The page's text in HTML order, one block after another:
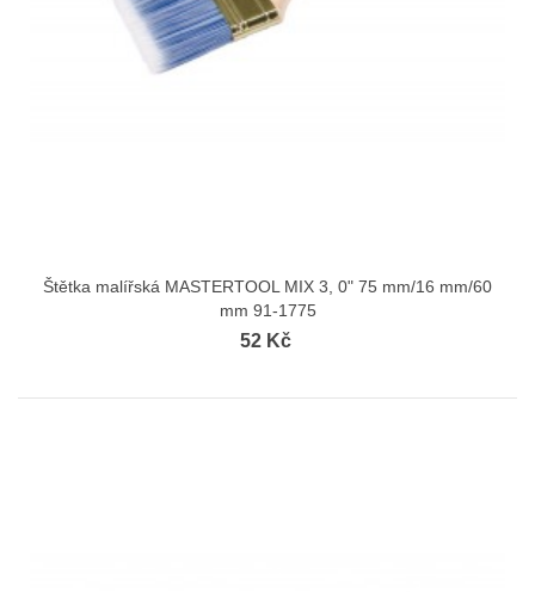
Štětka malířská MASTERTOOL MIX 3, 0" 75 mm/16 mm/60
mm 91-1775
52 Kč